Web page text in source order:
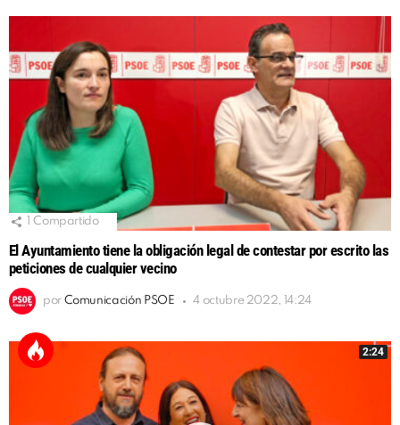
Compartido
El Ayuntamiento tiene la obligación legal de contestar por escrito las
peticiones de cualquier vecino
por Comunicación PSOE 4 octubre 2022, 14:24
2:24